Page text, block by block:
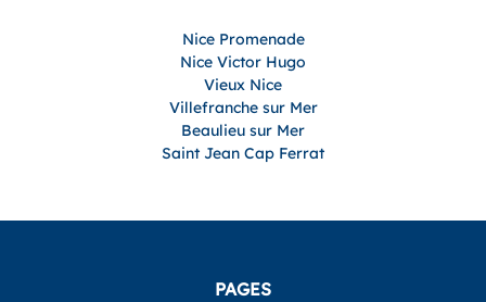
Nice Promenade
Nice Victor Hugo
Vieux Nice
Villefranche sur Mer
Beaulieu sur Mer
Saint Jean Cap Ferrat
PAGES